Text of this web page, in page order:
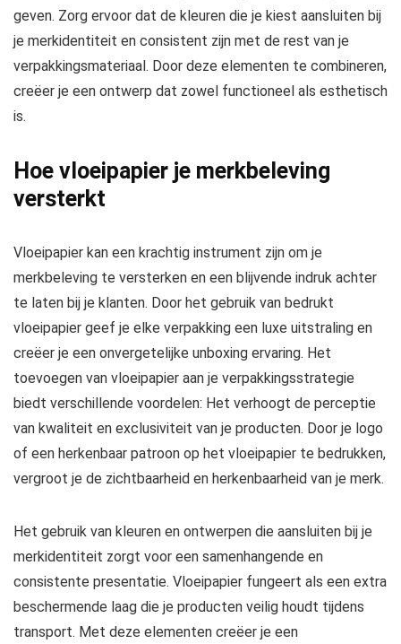
geven. Zorg ervoor dat de kleuren die je kiest aansluiten bij
je merkidentiteit en consistent zijn met de rest van je
verpakkingsmateriaal. Door deze elementen te combineren,
creëer je een ontwerp dat zowel functioneel als esthetisch
is.
Hoe vloeipapier je merkbeleving
versterkt
Vloeipapier kan een krachtig instrument zijn om je
merkbeleving te versterken en een blijvende indruk achter
te laten bij je klanten. Door het gebruik van bedrukt
vloeipapier geef je elke verpakking een luxe uitstraling en
creëer je een onvergetelijke unboxing ervaring. Het
toevoegen van vloeipapier aan je verpakkingsstrategie
biedt verschillende voordelen: Het verhoogt de perceptie
van kwaliteit en exclusiviteit van je producten. Door je logo
of een herkenbaar patroon op het vloeipapier te bedrukken,
vergroot je de zichtbaarheid en herkenbaarheid van je merk.
Het gebruik van kleuren en ontwerpen die aansluiten bij je
merkidentiteit zorgt voor een samenhangende en
consistente presentatie. Vloeipapier fungeert als een extra
beschermende laag die je producten veilig houdt tijdens
transport. Met deze elementen creëer je een